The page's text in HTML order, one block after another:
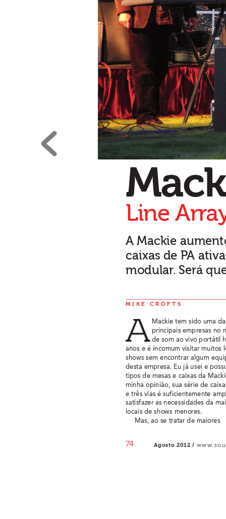
A Mackie
caixas de PA
modular. Será
Line Arr
MIKE CROFTS
A Mackie tem sido uma
principais empresas no
de som ao vivo portátil
anos e é incomum visitar muitos
shows sem encontrar algum
desta empresa. Eu já usei e
tipos de mesas e caixas da
minha opinião, sua série de
e três vias é suficientemente
satisfazer as necessidades da
locais de shows menores.
Mas, ao se tratar de maiores
74 Agosto 2012 / www